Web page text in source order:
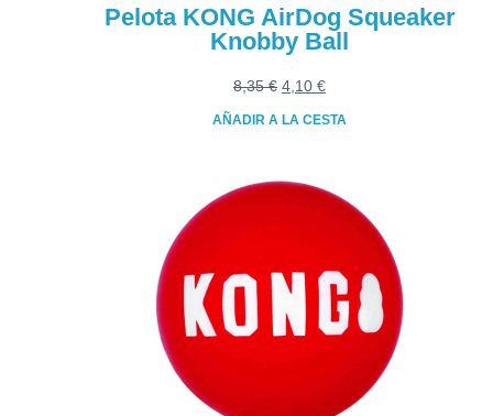
Pelota KONG AirDog Squeaker
Knobby Ball
8,35€ El
8,35 €.
4,10 €El
AÑADIR A LA CESTA